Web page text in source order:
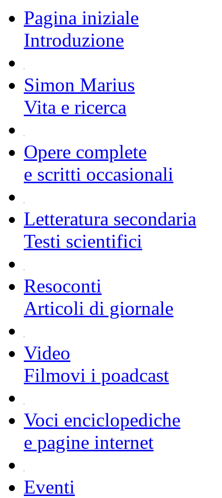
Pagina iniziale
Introduzione
Simon Marius
Vita e ricerca
Opere complete
e scritti occasionali
Letteratura secondaria
Testi scientifici
Resoconti
Articoli di giornale
Video
Filmovi i poadcast
Voci enciclopediche
e pagine internet
Eventi